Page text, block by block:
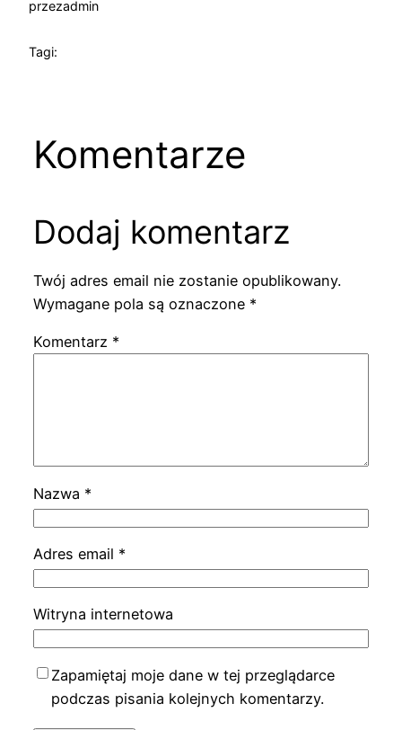
przezadmin
Tagi:
Komentarze
Dodaj komentarz
Twój adres email nie zostanie opublikowany.
Wymagane pola są oznaczone *
Komentarz *
Nazwa *
Adres email *
Witryna internetowa
Zapamiętaj moje dane w tej przeglądarce
podczas pisania kolejnych komentarzy.